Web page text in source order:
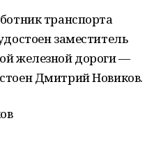
транспорта
заместитель
железной дороги —
Дмитрий Новиков.